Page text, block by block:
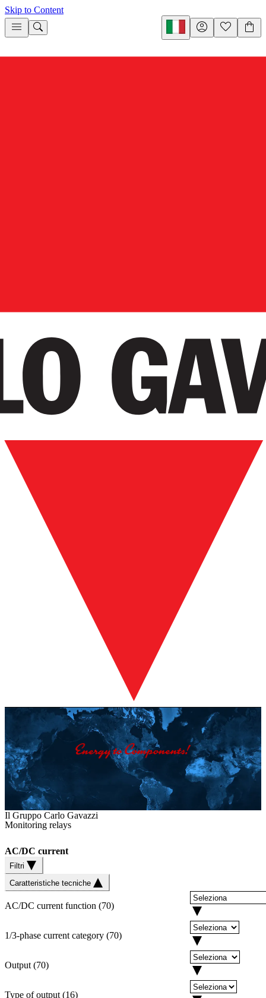
Skip to Content
Il Gruppo Carlo Gavazzi
Monitoring relays
AC/DC current
Filtri
Caratteristiche tecniche
AC/DC current function (70)
1/3-phase current category (70)
Output(70)
Type of output(16)